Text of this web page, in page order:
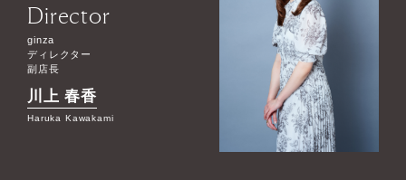
Director
ginza
ディレクター
副店長
川上 春香
Haruka Kawakami